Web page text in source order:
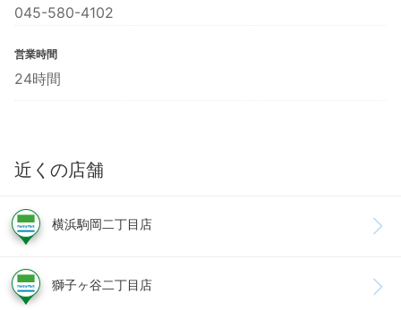
045-580-4102
営業時間
24時間
近くの店舗
横浜駒岡二丁目店
獅子ヶ谷二丁目店